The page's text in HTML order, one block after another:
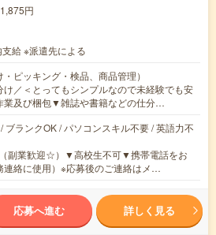
円
給 ※派遣先による
ピッキング・検品、商品管理）
け／＜とってもシンプルなので未経験でも安
及び梱包▼雑誌や書籍などの仕分…
ブランクOK / パソコンスキル不要 / 英語力不
副業歓迎☆）▼高校生不可▼携帯電話をお
連絡に使用）※応募後のご連絡はメ…
応募へ進む 詳しく見る